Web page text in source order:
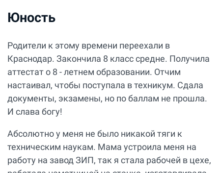
Юность
Родители к этому времени переехали в
Краснодар. Закончила 8 класс средне. Получила
аттестат о 8 - летнем образовании. Отчим
настаивал, чтобы поступала в техникум. Сдала
документы, экзамены, но по баллам не прошла.
И слава богу!
Абсолютно у меня не было никакой тяги к
техническим наукам. Мама устроила меня на
работу на завод ЗИП, так я стала рабочей в цехе,